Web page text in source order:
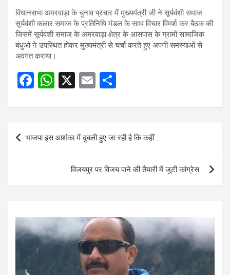
विधानसभा अमरवाड़ा के चुनाव प्रचार में मुख्यमंत्री जी ने सूर्यवंशी समाज
सूर्यवंशी कलार समाज के प्रतिनिधि मंडल के साथ विचार विमर्श कर बैठक की
जिसमें सूर्यवंशी समाज के अमरवाड़ा क्षेत्र के आसपास के ग्रामों सामाजिक
बंधुओ ने उपस्थित होकर मुख्यमंत्री से चर्चा करते हुए अपनी समस्याओं से
अवगत कराया।
F
ce
o
W
at
A
X
E
ail ar
e
Post
navigation
भाजपा इस आशंका में दुबली हुए जा रही है कि कहीं ..
विजयपुर पर विजय पाने की तैयारी में जुटी कांग्रेस ..